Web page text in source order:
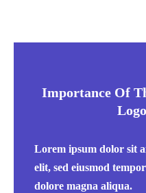
Importance Of
Lorem ipsum dolor sit
elit, sed eiusmod
dolore magna aliqua.